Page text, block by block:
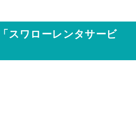
スワローレンタサービ